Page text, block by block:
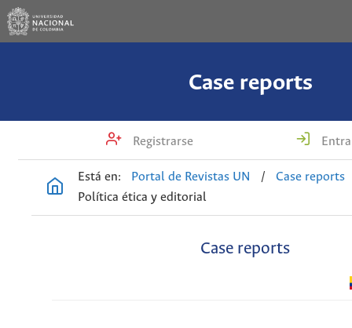
Case reports
Registrarse
Está en: Portal de Revistas UN /
Case reports
Política ética y editorial
Case reports